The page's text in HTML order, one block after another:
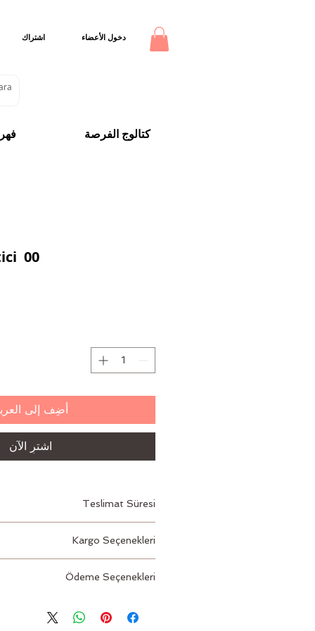
اشتراك دخول الأعضاء
كتالوج الفرصة
00
أضِف إلى
اشترِ الآن
Teslimat Süresi
Kargo Seçenekleri
Ödeme Seçenekleri